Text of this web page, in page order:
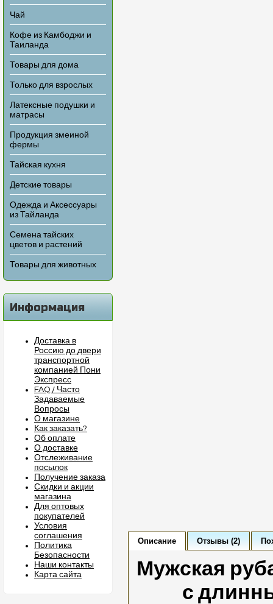
Чай
Кофе из Камбоджи и
Таиланда
Товары для дома
Только для взрослых
Латексные подушки и
матрасы
Продукция змеиной
фермы
Тайская кухня
Детские товары
Одежда и Аксессуары
из Тайланда
Семена тайских
цветов и растений
Товары для животных
Информация
Доставка в
Россию до двери
транспортной
компанией Пони
Экспресс
FAQ / Часто
Задаваемые
Вопросы
О магазине
Как заказать?
Об оплате
О доставке
Отслеживание
посылок
Получение заказа
Скидки и акции
магазина
Для оптовых
покупателей
Условия
соглашения
Политика
Безопасности
Наши контакты
Карта сайта
Описание Отзывы (2)
Мужская
с